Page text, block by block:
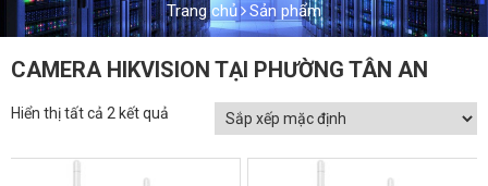
Trang chủ Sản phẩm
CAMERA HIKVISION TẠI PHƯỜNG TÂN AN
Hiển thị tất cả 2 kết quả